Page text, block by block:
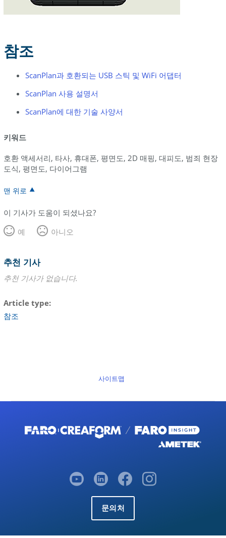
참조
ScanPlan과 호환되는 USB 스틱 및 WiFi 어댑터
ScanPlan 사용 설명서
ScanPlan에 대한 기술 사양서
키워드
호환 액세서리, 타사, 휴대폰, 평면도, 2D 매핑, 대피도, 범죄 현장
도식, 평면도, 다이어그램
맨 위로
이 기사가 도움이 되셨나요?
예
아니오
추천 기사
추천 기사가 없습니다.
Article type
참조
사이트맵
문의처